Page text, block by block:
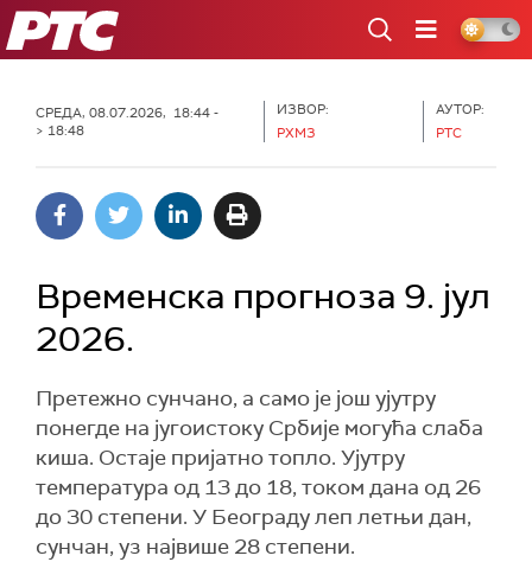
РТС
СРЕДА, 08.07.2026, 18:44 -
> 18:48
ИЗВОР:
РХМЗ
АУТОР:
РТС
Временска прогноза 9. јул
2026.
Претежно сунчано, а само је још ујутру
понегде на југоистоку Србије могућа слаба
киша. Остаје пријатно топло. Ујутру
температура од 13 до 18, током дана од 26
до 30 степени. У Београду леп летњи дан,
сунчан, уз највише 28 степени.